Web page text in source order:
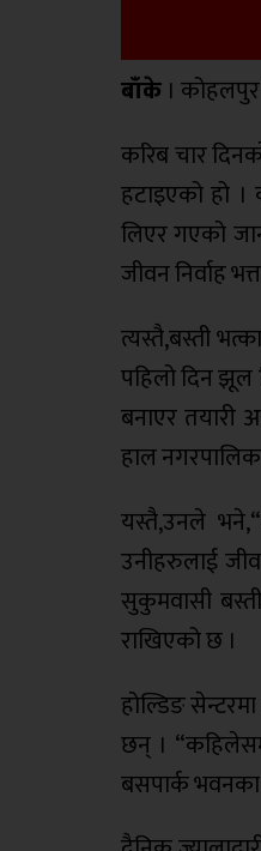
बाँके। कोहलपुर
करिब चार
हटाइएको हो
लिएर गएको
जीवन निर्वाह
त्यस्तै,बस्ती
पहिलो दिन झूल
बनाएर तयारी
हाल
यस्तै,उनले
उनीहरुलाई
सुकुमवासी
राखिएको छ ।
होल्डिङ
छन् ।
बसपार्क